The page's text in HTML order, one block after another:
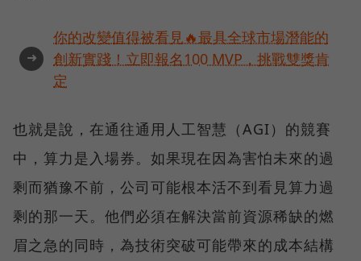
➜
你的改變值得被看見🔥最具全球市場潛能的
創新實踐！立即報名100 MVP，挑戰雙獎肯
定
也就是說，在通往通用人工智慧（AGI）的競賽
中，算力是入場券。如果現在因為害怕未來的過
剩而猶豫不前，公司可能根本活不到看見算力過
剩的那一天。他們必須在解決當前資源稀缺的燃
眉之急的同時，為技術突破可能帶來的成本結構